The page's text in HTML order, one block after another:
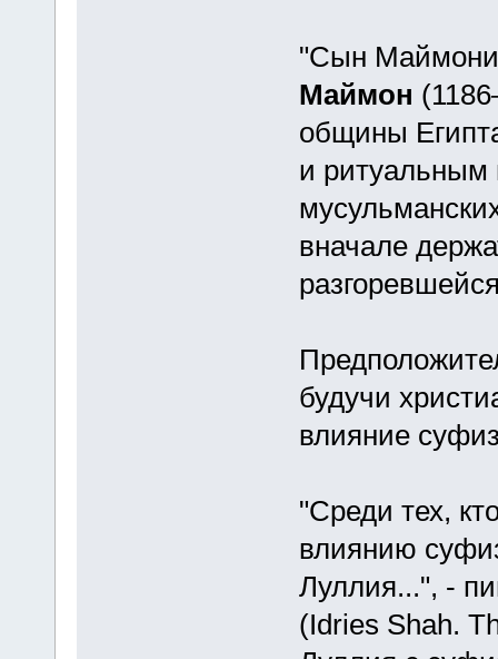
"Сын
Маймон
общины
и
вначале
будучи
влияние
"Среди тех,
влиянию
Луллия...", -
(Idries Shah.